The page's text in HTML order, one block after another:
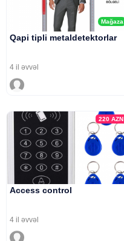
Mağaza
Qapi tipli metaldetektorlar
4 il əvvəl
220AZN
Access control
4 il əvvəl